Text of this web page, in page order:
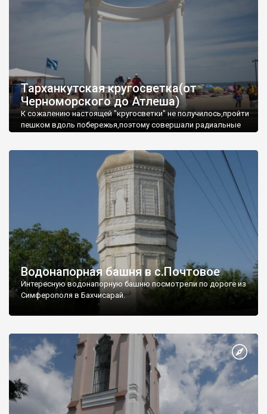
Тарханкутская кругосветка(от
Черноморского до Атлеша)
К сожалению настоящей "кругосветки" не получилось,пройти
пешком вдоль побережья,поэтому совершали радиальные
Водонапорная башня в с.Почтовое
Интересную водонапорную башню посмотрели по дороге из
Симферополя в Бахчисарай.